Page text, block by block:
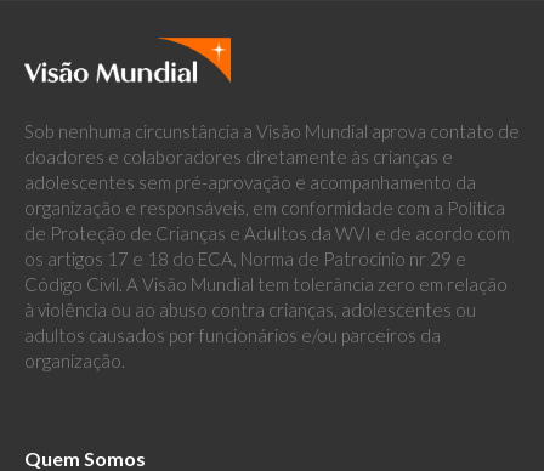
Sob nenhuma circunstância a Visão Mundial aprova contato de
doadores e colaboradores diretamente às crianças e
adolescentes sem pré-aprovação e acompanhamento da
organização e responsáveis, em conformidade com a Política
de Proteção de Crianças e Adultos da WVI e de acordo com
os artigos 17 e 18 do ECA, Norma de Patrocínio nr 29 e
Código Civil. A Visão Mundial tem tolerância zero em relação
à violência ou ao abuso contra crianças, adolescentes ou
adultos causados por funcionários e/ou parceiros da
organização.
Quem Somos